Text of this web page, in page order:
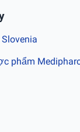
Slovenia
phẩm